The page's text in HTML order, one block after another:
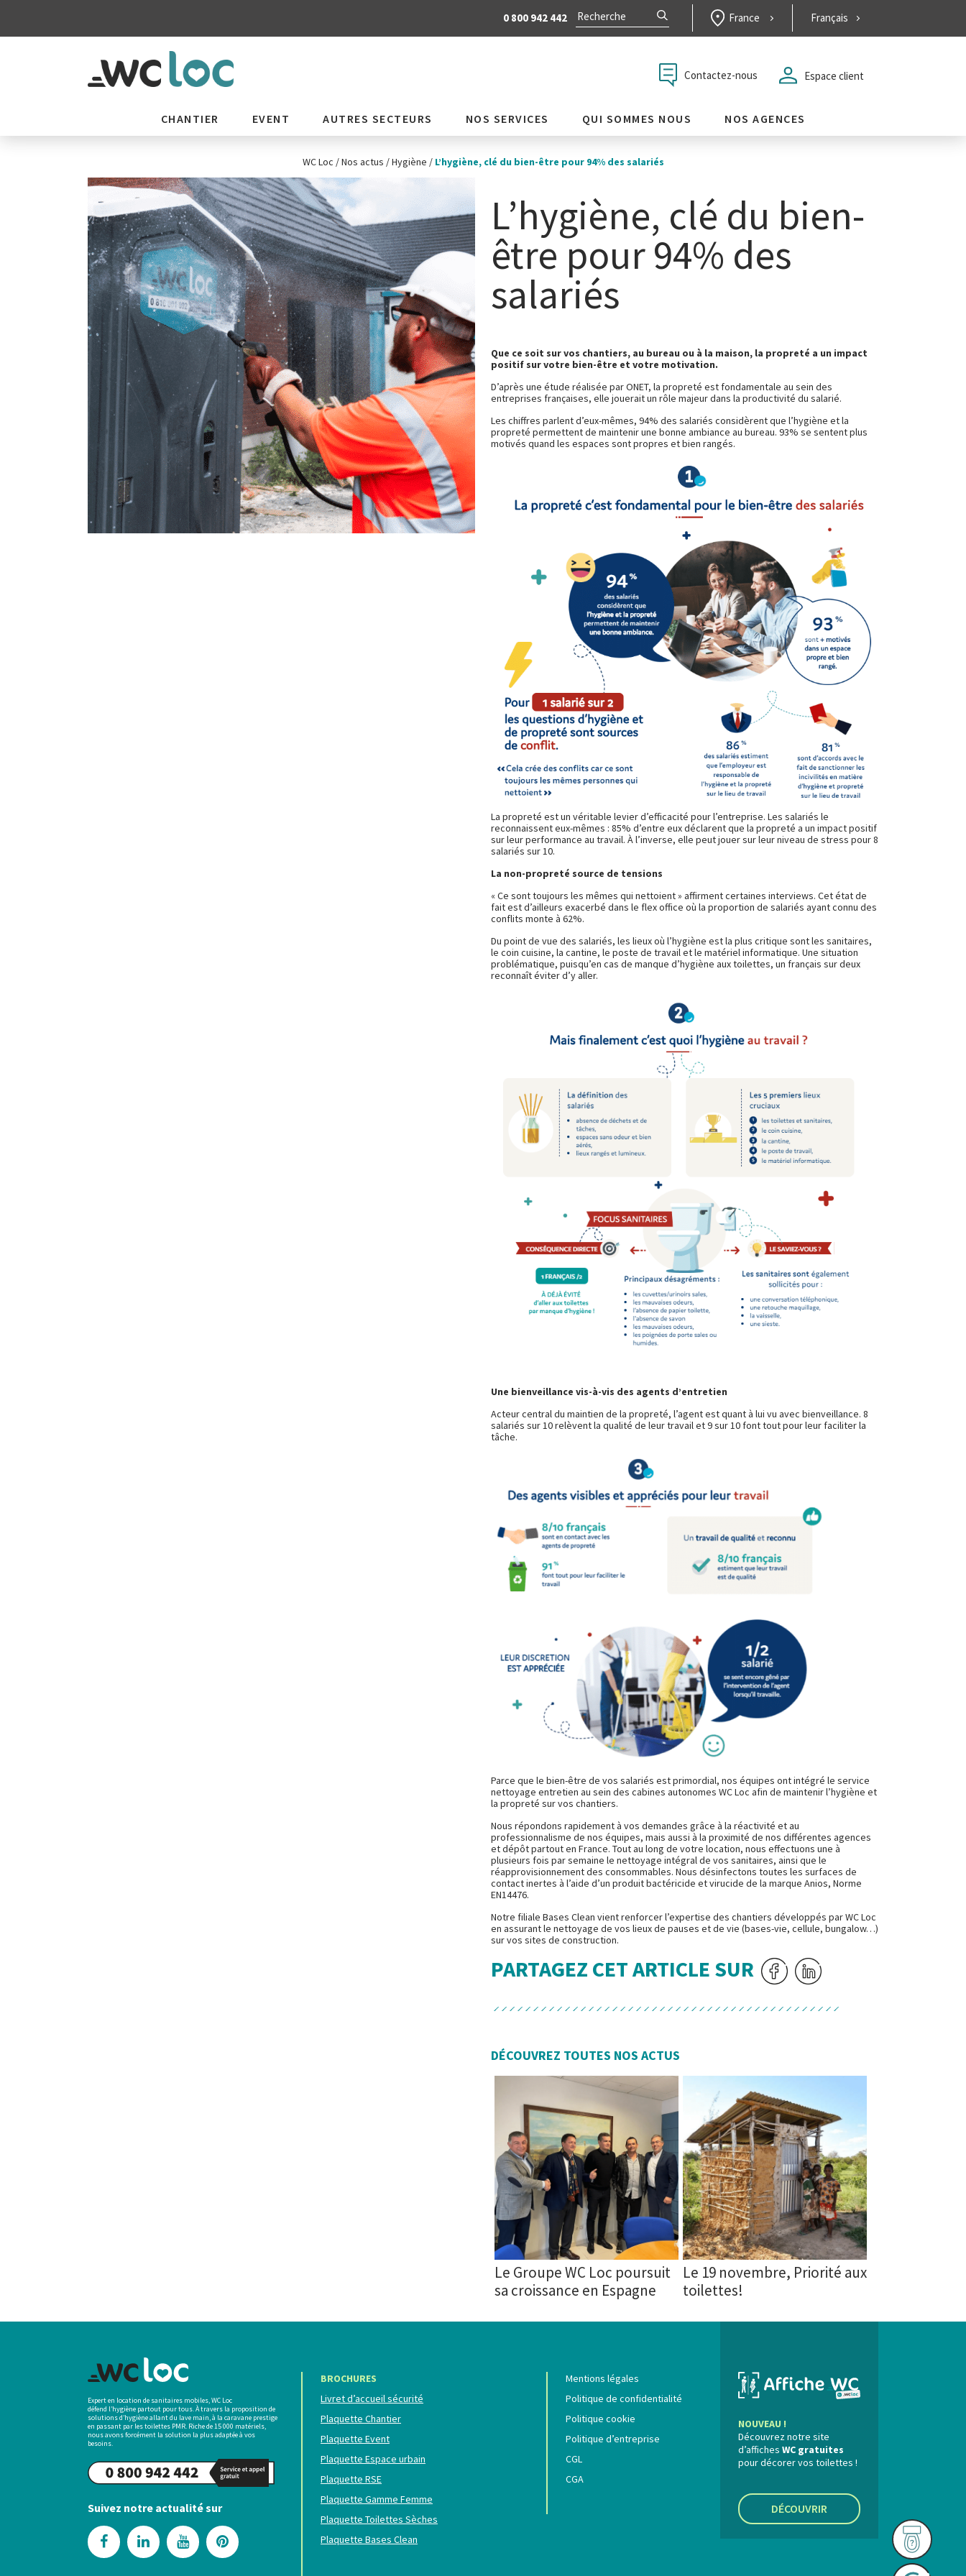
0 800 942 442 France Français
Contactez-nous Espace client
CHANTIER EVENT AUTRES SECTEURS NOS SERVICES QUI SOMMES NOUS NOS AGENCES
WC Loc /Nos actus /Hygiène / L’hygiène, clé du bien-être pour 94% des salariés
L’hygiène, clé du bien-
être pour 94% des
salariés
Que ce soit sur vos chantiers, au bureau ou à la maison, la propreté a un impact
positif sur votre bien-être et votre motivation.
D’après une étude réalisée par ONET, la propreté est fondamentale au sein des
entreprises françaises, elle jouerait un rôle majeur dans la productivité du salarié.
Les chiffres parlent d’eux-mêmes, 94% des salariés considèrent que l’hygiène et la
propreté permettent de maintenir une bonne ambiance au bureau. 93% se sentent plus
motivés quand les espaces sont propres et bien rangés.
La propreté est un véritable levier d’efficacité pour l’entreprise. Les salariés le
reconnaissent eux-mêmes : 85% d’entre eux déclarent que la propreté a un impact positif
sur leur performance au travail. À l’inverse, elle peut jouer sur leur niveau de stress pour 8
salariés sur 10.
La non-propreté source de tensions
« Ce sont toujours les mêmes qui nettoient » affirment certaines interviews. Cet état de
fait est d’ailleurs exacerbé dans le flex office où la proportion de salariés ayant connu des
conflits monte à 62%.
Du point de vue des salariés, les lieux où l’hygiène est la plus critique sont les sanitaires,
le coin cuisine, la cantine, le poste de travail et le matériel informatique. Une situation
problématique, puisqu’en cas de manque d’hygiène aux toilettes, un français sur deux
reconnaît éviter d’y aller.
Une bienveillance vis-à-vis des agents d’entretien
Acteur central du maintien de la propreté, l’agent est quant à lui vu avec bienveillance. 8
salariés sur 10 relèvent la qualité de leur travail et 9 sur 10 font tout pour leur faciliter la
tâche.
Parce que le bien-être de vos salariés est primordial, nos équipes ont intégré le service
nettoyage entretien au sein des cabines autonomes WC Loc afin de maintenir l’hygiène et
la propreté sur vos chantiers.
Nous répondons rapidement à vos demandes grâce à la réactivité et au
professionnalisme de nos équipes, mais aussi à la proximité de nos différentes agences
et dépôt partout en France. Tout au long de votre location, nous effectuons une à
plusieurs fois par semaine le nettoyage intégral de vos sanitaires, ainsi que le
réapprovisionnement des consommables. Nous désinfectons toutes les surfaces de
contact inertes à l’aide d’un produit bactéricide et virucide de la marque Anios, Norme
EN14476.
Notre filiale Bases Clean vient renforcer l’expertise des chantiers développés par WC Loc
en assurant le nettoyage de vos lieux de pauses et de vie (bases-vie, cellule, bungalow…)
sur vos sites de construction.
PARTAGEZ CET ARTICLE SUR
DÉCOUVREZ TOUTES NOS ACTUS
Le Groupe WC Loc poursuit
sa croissance en Espagne
Le 19 novembre, Priorité aux
toilettes!
Expert en location de sanitaires mobiles, WC Loc
défend l’hygiène partout pour tous. À travers la proposition de
solutions d’hygiène allant du lave main, à la caravane prestige
en passant par les toilettes PMR. Riche de 15 000 matériels,
nous avons forcément la solution la plus adaptée à vos
besoins.
Suivez notre actualité sur
BROCHURES
Livret d’accueil sécurité
Plaquette Chantier
Plaquette Event
Plaquette Espace urbain
Plaquette RSE
Plaquette Gamme Femme
Plaquette Toilettes Sèches
Plaquette Bases Clean
Mentions légales
Politique de confidentialité
Politique cookie
Politique d’entreprise
CGL
CGA
NOUVEAU !
Découvrez notre site
d’affiches WC gratuites
pour décorer vos toilettes !
DÉCOUVRIR